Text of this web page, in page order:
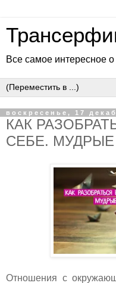
Все самое интересное
воскресенье, 17
КАК
СЕБЕ.
Отношения с